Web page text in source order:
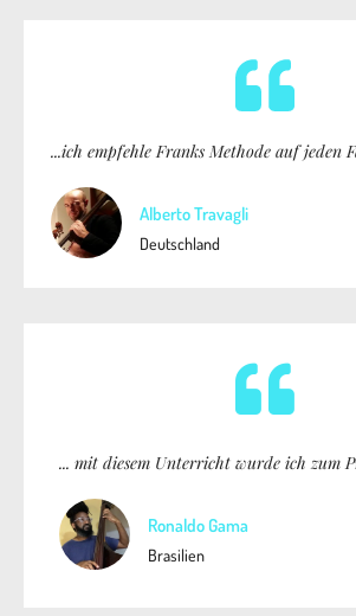
...ich empfehle Franks Methode auf jeden
Alberto Travagli
Deutschland
... mit diesem Unterricht wurde ich zum
Ronaldo Gama
Brasilien